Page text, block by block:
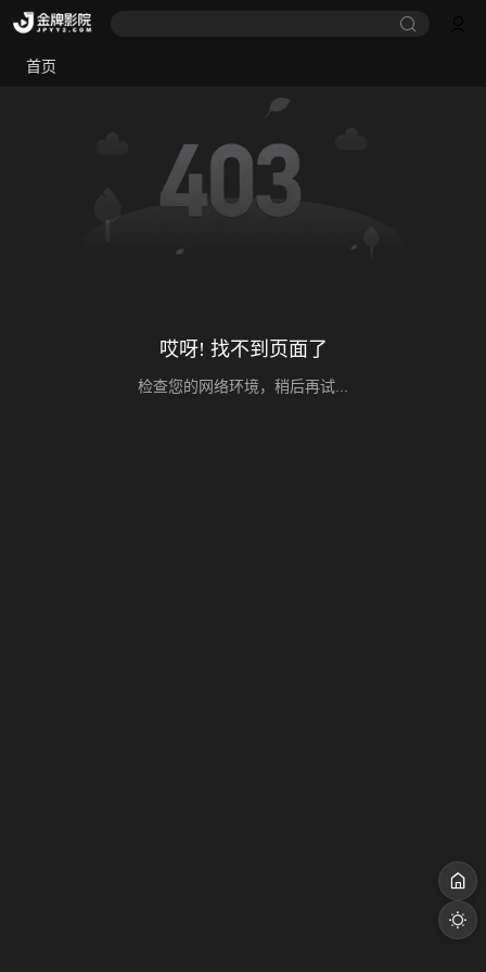
首页
哎呀! 找不到页面了
检查您的网络环境，稍后再试...